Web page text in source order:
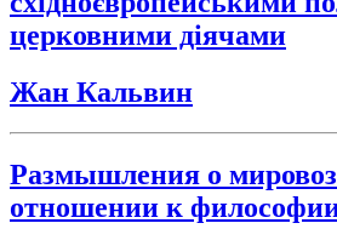
церковними діячами
Жан Кальвин
Размышления о
отношении к